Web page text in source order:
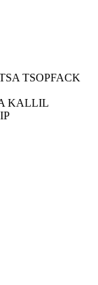
TSOPFACK
KALLIL